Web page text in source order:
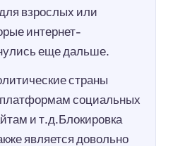
взрослых или
интернет-
еще дальше.
страны
социальных
и т.д.Блокировка
является довольно